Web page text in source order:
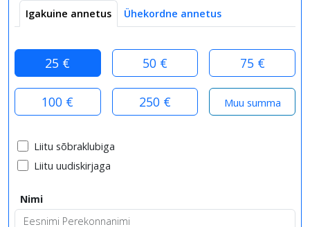
Igakuine annetus Ühekordne annetus
25 € 50 € 75 €
100 € 250 €
Liitu sõbraklubiga
Liitu uudiskirjaga
Nimi